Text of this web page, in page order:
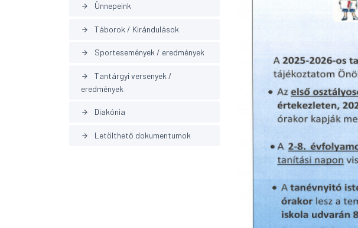
arrow_forward Ünnepeink
arrow_forward Táborok / Kirándulások
arrow_forward Sportesemények / eredmények
arrow_forward
Tantárgyi versenyek /
eredmények
arrow_forward Diakónia
arrow_forward Letölthető dokumentumok